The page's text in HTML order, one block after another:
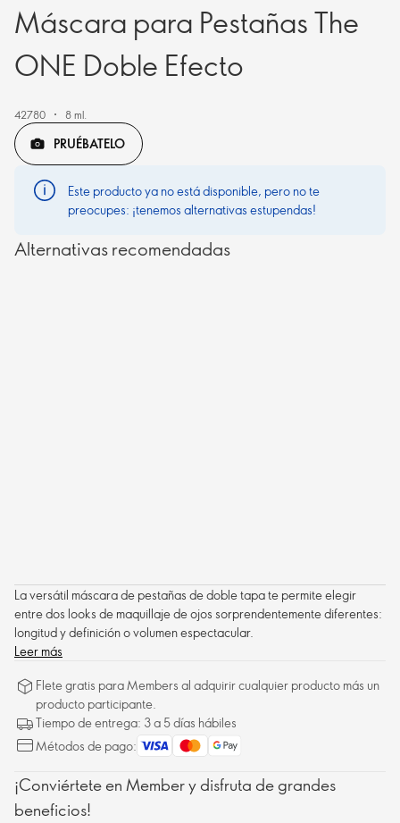
Máscara para Pestañas The
ONE Doble Efecto
42780 8 ml.
PRUÉBATELO
Este producto ya no está disponible, pero no te
preocupes: ¡tenemos alternativas estupendas!
Alternativas recomendadas
La versátil máscara de pestañas de doble tapa te permite elegir
entre dos looks de maquillaje de ojos sorprendentemente diferentes:
longitud y definición o volumen espectacular.
Leer más
Flete gratis para Members al adquirir cualquier producto más un
producto participante.
Tiempo de entrega: 3 a 5 días hábiles
Métodos de pago:
¡Conviértete en Member y disfruta de grandes
beneficios!